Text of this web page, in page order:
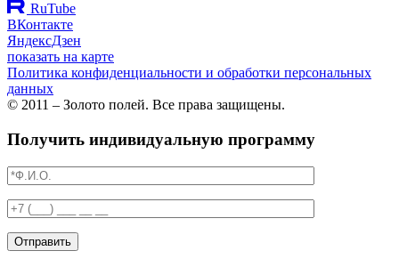
RuTube
ВКонтакте
ЯндексДзен
показать на карте
Политика конфиденциальности и обработки персональных
данных
© 2011 – Золото полей. Все права защищены.
Получить индивидуальную программу
Отправить